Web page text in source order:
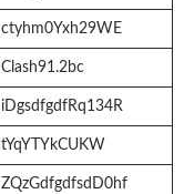
ctyhm0Yxh29WE
Clash91.2bc
iDgsdfgdfRq134R
tYqYTYkCUKW
ZQzGdfgdfsdD0hf